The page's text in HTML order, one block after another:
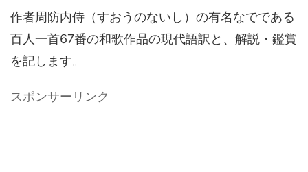
作者周防内侍（すおうのないし）の有名なでである
百人一首67番の和歌作品の現代語訳と、解説・鑑賞
を記します。
スポンサーリンク